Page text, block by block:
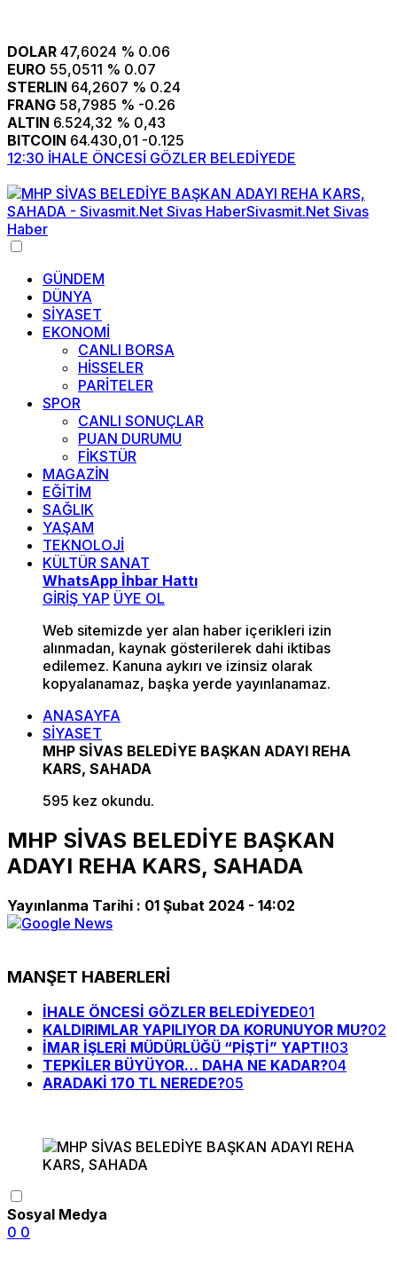
DOLAR 47,6024 % 0.06
EURO 55,0511 % 0.07
STERLIN 64,2607 % 0.24
FRANG 58,7985 % -0.26
ALTIN 6.524,32 % 0,43
BITCOIN 64.430,01 -0.125
12:30 İHALE ÖNCESİ GÖZLER BELEDİYEDE
GÜNDEM
DÜNYA
SİYASET
EKONOMİ
CANLI BORSA
HİSSELER
PARİTELER
SPOR
CANLI SONUÇLAR
PUAN DURUMU
FİKSTÜR
MAGAZİN
EĞİTİM
SAĞLIK
YAŞAM
TEKNOLOJİ
KÜLTÜR SANAT
WhatsApp İhbar Hattı
GİRİŞ YAP ÜYE OL
Web sitemizde yer alan haber içerikleri izin
alınmadan, kaynak gösterilerek dahi iktibas
edilemez. Kanuna aykırı ve izinsiz olarak
kopyalanamaz, başka yerde yayınlanamaz.
ANASAYFA
SİYASET
MHP SİVAS BELEDİYE BAŞKAN ADAYI REHA
KARS, SAHADA
595 kez okundu.
MHP SİVAS BELEDİYE BAŞKAN
ADAYI REHA KARS, SAHADA
Yayınlanma Tarihi : 01 Şubat 2024 - 14:02
MANŞET HABERLERİ
İHALE ÖNCESİ GÖZLER BELEDİYEDE01
KALDIRIMLAR YAPILIYOR DA KORUNUYOR MU?02
İMAR İŞLERİ MÜDÜRLÜĞÜ “PİŞTİ” YAPTI!03
TEPKİLER BÜYÜYOR… DAHA NE KADAR?04
ARADAKİ 170 TL NEREDE?05
Sosyal Medya
0 0